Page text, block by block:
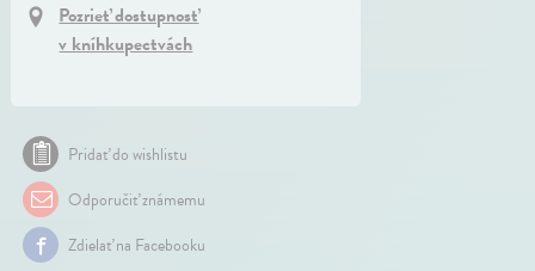
Pozrieť dostupnosť
v kníhkupectvách
Pridať do wishlistu
Odporučiť známemu
Zdielať na Facebooku